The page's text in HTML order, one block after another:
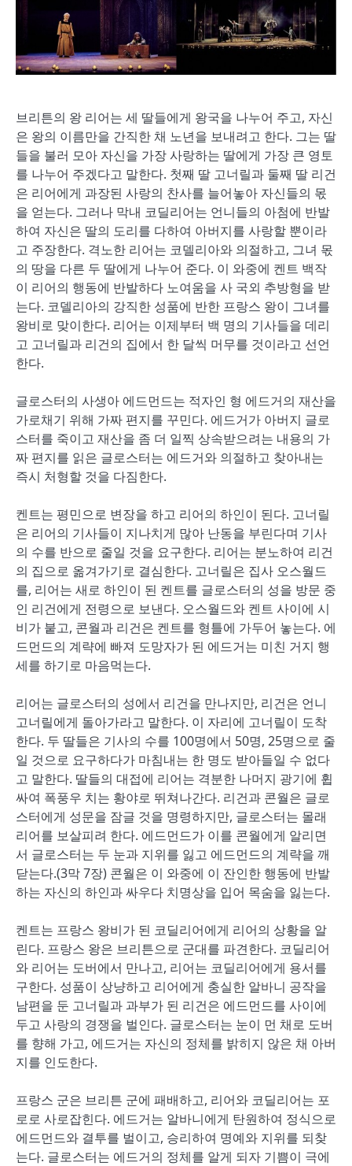
브리튼의 왕 리어는 세 딸들에게 왕국을 나누어 주고, 자신
은 왕의 이름만을 간직한 채 노년을 보내려고 한다. 그는 딸
들을 불러 모아 자신을 가장 사랑하는 딸에게 가장 큰 영토
를 나누어 주겠다고 말한다. 첫째 딸 고너릴과 둘째 딸 리건
은 리어에게 과장된 사랑의 찬사를 늘어놓아 자신들의 몫
을 얻는다. 그러나 막내 코딜리어는 언니들의 아첨에 반발
하여 자신은 딸의 도리를 다하여 아버지를 사랑할 뿐이라
고 주장한다. 격노한 리어는 코델리아와 의절하고, 그녀 몫
의 땅을 다른 두 딸에게 나누어 준다. 이 와중에 켄트 백작
이 리어의 행동에 반발하다 노여움을 사 국외 추방형을 받
는다. 코델리아의 강직한 성품에 반한 프랑스 왕이 그녀를
왕비로 맞이한다. 리어는 이제부터 백 명의 기사들을 데리
고 고너릴과 리건의 집에서 한 달씩 머무를 것이라고 선언
한다.
글로스터의 사생아 에드먼드는 적자인 형 에드거의 재산을
가로채기 위해 가짜 편지를 꾸민다. 에드거가 아버지 글로
스터를 죽이고 재산을 좀 더 일찍 상속받으려는 내용의 가
짜 편지를 읽은 글로스터는 에드거와 의절하고 찾아내는
즉시 처형할 것을 다짐한다.
켄트는 평민으로 변장을 하고 리어의 하인이 된다. 고너릴
은 리어의 기사들이 지나치게 많아 난동을 부린다며 기사
의 수를 반으로 줄일 것을 요구한다. 리어는 분노하여 리건
의 집으로 옮겨가기로 결심한다. 고너릴은 집사 오스월드
를, 리어는 새로 하인이 된 켄트를 글로스터의 성을 방문 중
인 리건에게 전령으로 보낸다. 오스월드와 켄트 사이에 시
비가 붙고, 콘월과 리건은 켄트를 형틀에 가두어 놓는다. 에
드먼드의 계략에 빠져 도망자가 된 에드거는 미친 거지 행
세를 하기로 마음먹는다.
리어는 글로스터의 성에서 리건을 만나지만, 리건은 언니
고너릴에게 돌아가라고 말한다. 이 자리에 고너릴이 도착
한다. 두 딸들은 기사의 수를 100명에서 50명, 25명으로 줄
일 것으로 요구하다가 마침내는 한 명도 받아들일 수 없다
고 말한다. 딸들의 대접에 리어는 격분한 나머지 광기에 휩
싸여 폭풍우 치는 황야로 뛰쳐나간다. 리건과 콘월은 글로
스터에게 성문을 잠글 것을 명령하지만, 글로스터는 몰래
리어를 보살피려 한다. 에드먼드가 이를 콘월에게 알리면
서 글로스터는 두 눈과 지위를 잃고 에드먼드의 계략을 깨
닫는다.(3막 7장) 콘월은 이 와중에 이 잔인한 행동에 반발
하는 자신의 하인과 싸우다 치명상을 입어 목숨을 잃는다.
켄트는 프랑스 왕비가 된 코딜리어에게 리어의 상황을 알
린다. 프랑스 왕은 브리튼으로 군대를 파견한다. 코딜리어
와 리어는 도버에서 만나고, 리어는 코딜리어에게 용서를
구한다. 성품이 상냥하고 리어에게 충실한 알바니 공작을
남편을 둔 고너릴과 과부가 된 리건은 에드먼드를 사이에
두고 사랑의 경쟁을 벌인다. 글로스터는 눈이 먼 채로 도버
를 향해 가고, 에드거는 자신의 정체를 밝히지 않은 채 아버
지를 인도한다.
프랑스 군은 브리튼 군에 패배하고, 리어와 코딜리어는 포
로로 사로잡힌다. 에드거는 알바니에게 탄원하여 정식으로
에드먼드와 결투를 벌이고, 승리하여 명예와 지위를 되찾
는다. 글로스터는 에드거의 정체를 알게 되자 기쁨이 극에